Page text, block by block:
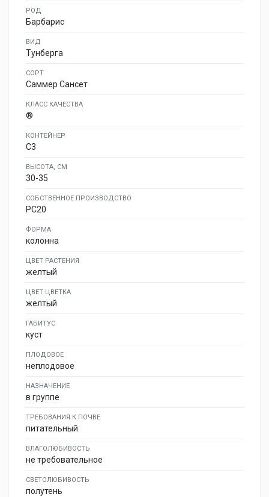
РОД
Барбарис
ВИД
Тунберга
СОРТ
Саммер Сансет
КЛАСС КАЧЕСТВА
®
КОНТЕЙНЕР
C3
ВЫСОТА, СМ
30-35
СОБСТВЕННОЕ ПРОИЗВОДСТВО
PC20
ФОРМА
колонна
ЦВЕТ РАСТЕНИЯ
желтый
ЦВЕТ ЦВЕТКА
желтый
ГАБИТУС
куст
ПЛОДОВОЕ
неплодовое
НАЗНАЧЕНИЕ
в группе
ТРЕБОВАНИЯ К ПОЧВЕ
питательный
ВЛАГОЛЮБИВОСТЬ
не требовательное
СВЕТОЛЮБИВОСТЬ
полутень